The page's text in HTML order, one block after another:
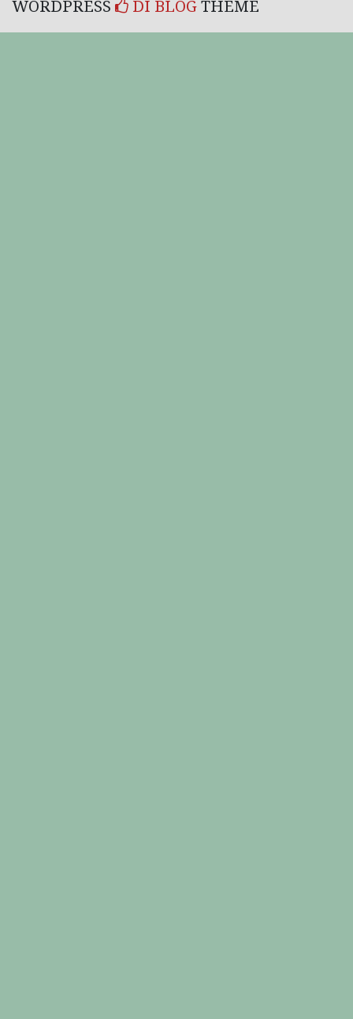
WORDPRESS DI BLOGTHEME